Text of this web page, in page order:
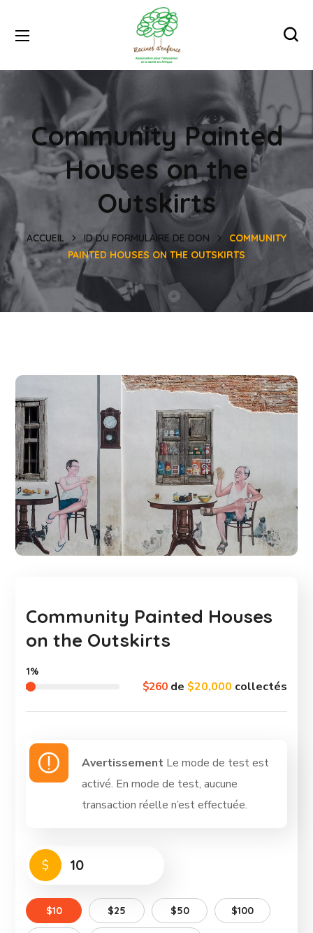
Community Painted
Houses on the
Outskirts
ACCUEIL ID DU FORMULAIRE DE DON
COMMUNITY
PAINTED HOUSES ON THE OUTSKIRTS
Community Painted Houses
on the Outskirts
$260de $20,000 collectés
1%
Avertissement Le mode de test est
activé. En mode de test, aucune
transaction réelle n’est effectuée.
$
$10 $25 $50 $100